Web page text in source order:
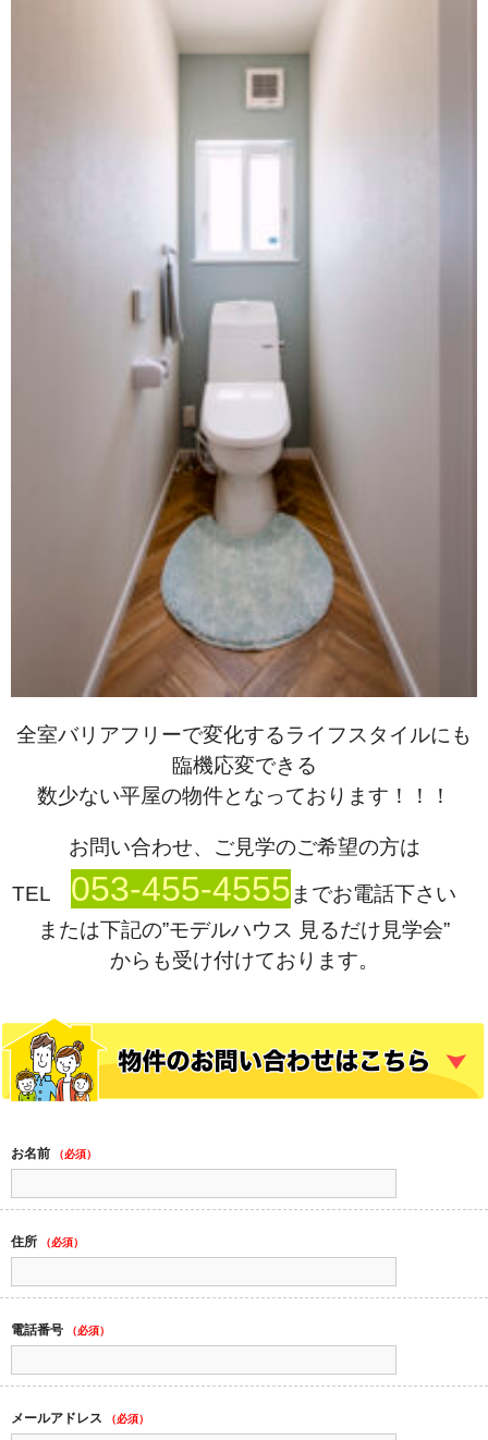
全室バリアフリーで変化するライフスタイルにも
臨機応変できる
数少ない平屋の物件となっております！！！
お問い合わせ、ご見学のご希望の方は
TEL 053-455-4555までお電話下さい
または下記の”モデルハウス 見るだけ見学会”
からも受け付けております。
お名前 （必須）
住所 （必須）
電話番号 （必須）
メールアドレス （必須）